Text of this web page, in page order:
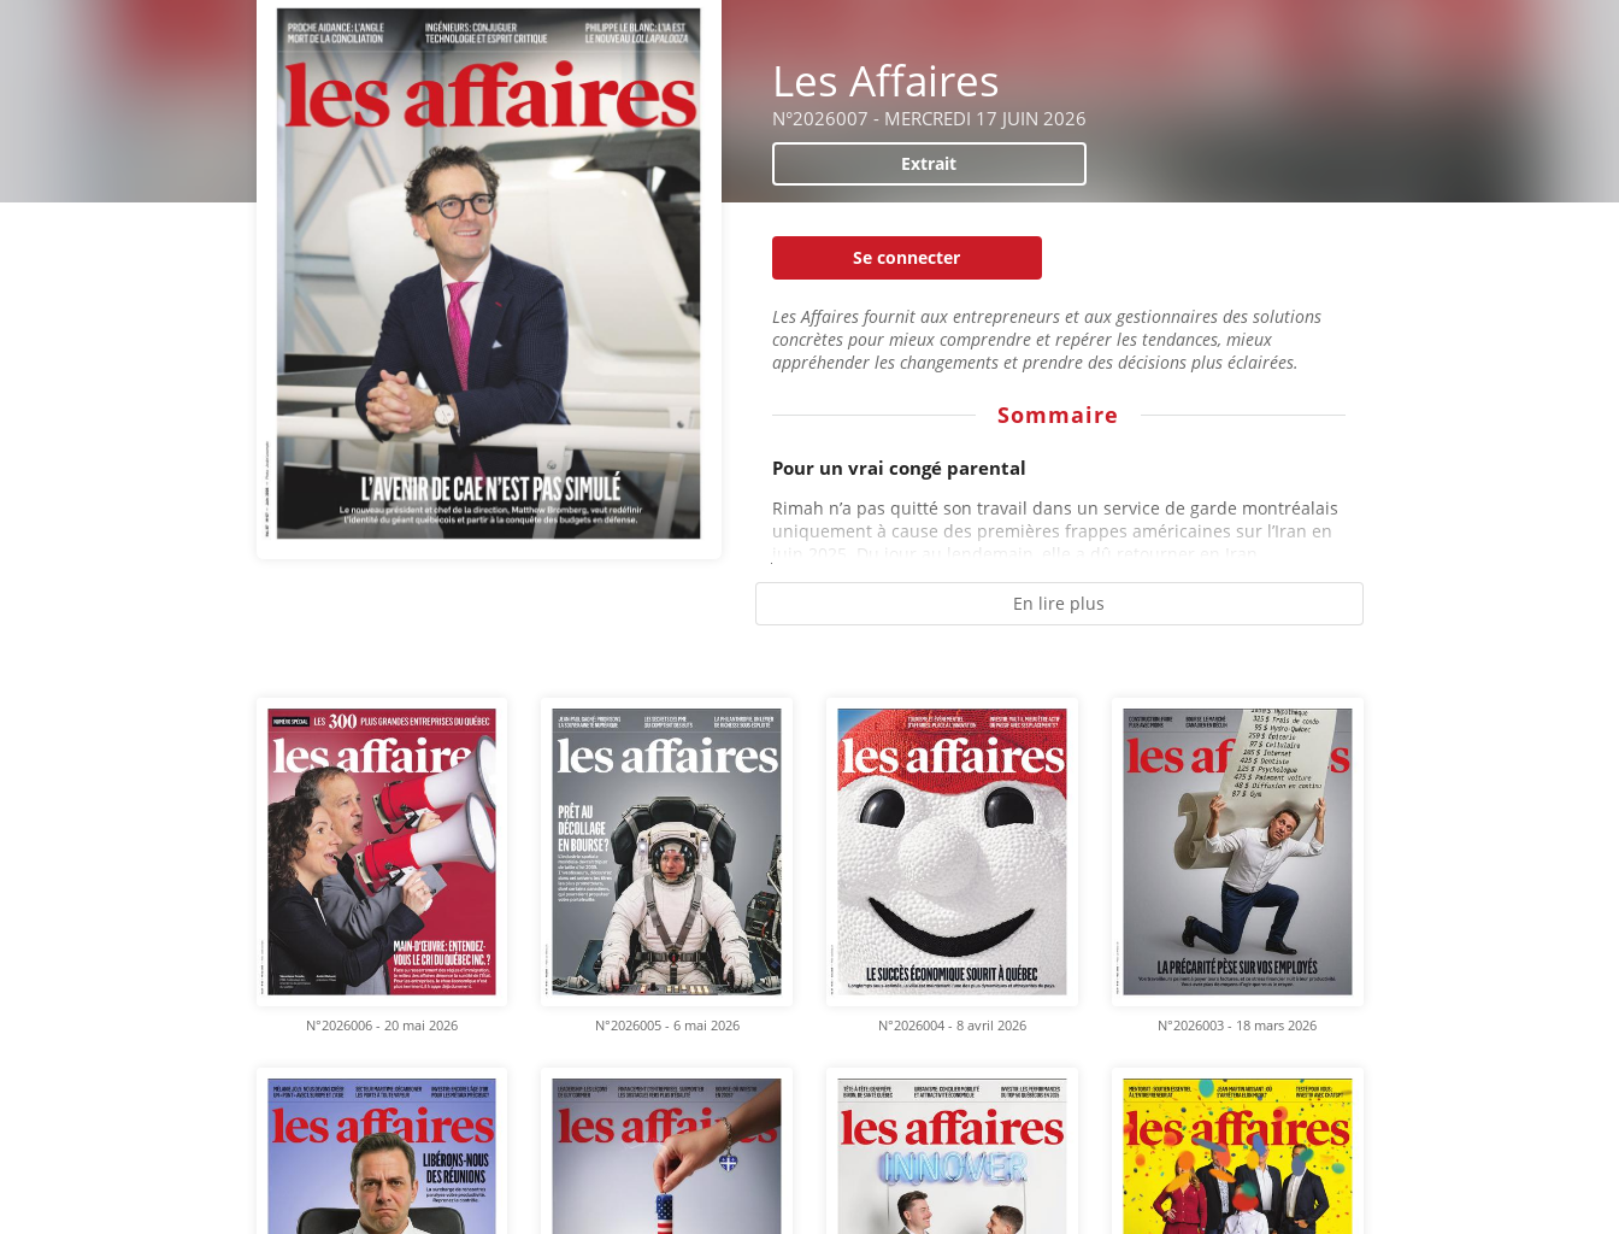
Les Affaires
N°2026007 - MERCREDI 17 JUIN 2026
Extrait
Se connecter
Les Affaires fournit aux entrepreneurs et aux gestionnaires des solutions
concrètes pour mieux comprendre et repérer les tendances, mieux
appréhender les changements et prendre des décisions plus éclairées.
Sommaire
Pour un vrai congé parental
Rimah n’a pas quitté son travail dans un service de garde montréalais
uniquement à cause des premières frappes américaines sur l’Iran en
juin 2025. Du jour au lendemain, elle a dû retourner en Iran...
En lire plus
N°2026006 - 20 mai 2026 N°2026005 - 6 mai 2026 N°2026004 - 8 avril 2026 N°2026003 - 18 mars 2026